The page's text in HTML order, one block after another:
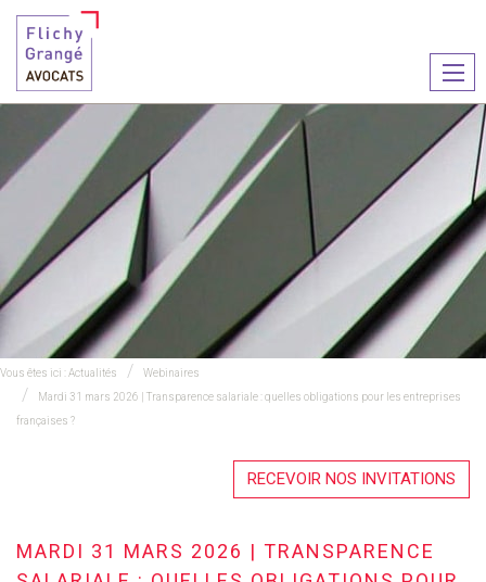
le
Vous êtes ici :Actualités
Webinaires
Mardi 31 mars 2026 | Transparence salariale : quelles obligations pour les entreprises
françaises ?
RECEVOIR NOS INVITATIONS
MARDI 31 MARS 2026 | TRANSPARENCE